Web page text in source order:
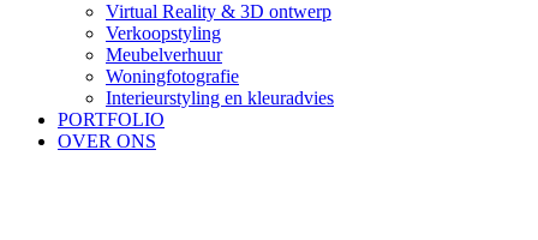
Virtual Reality & 3D ontwerp
Verkoopstyling
Meubelverhuur
Woningfotografie
Interieurstyling en kleuradvies
PORTFOLIO
OVER ONS